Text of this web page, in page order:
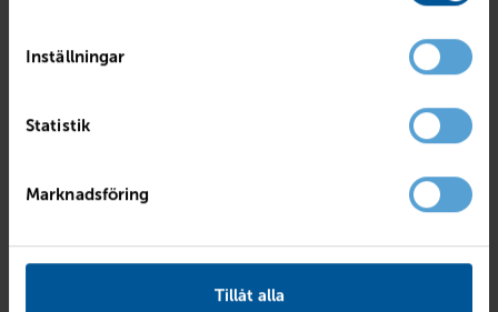
Inställningar
Statistik
Marknadsföring
Tillåt alla
Hallsberg
489 800kr